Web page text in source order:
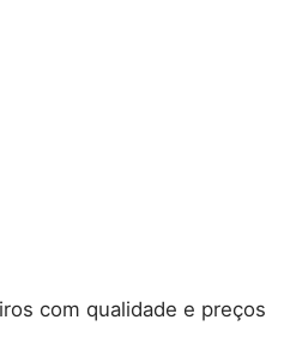
com qualidade e preços